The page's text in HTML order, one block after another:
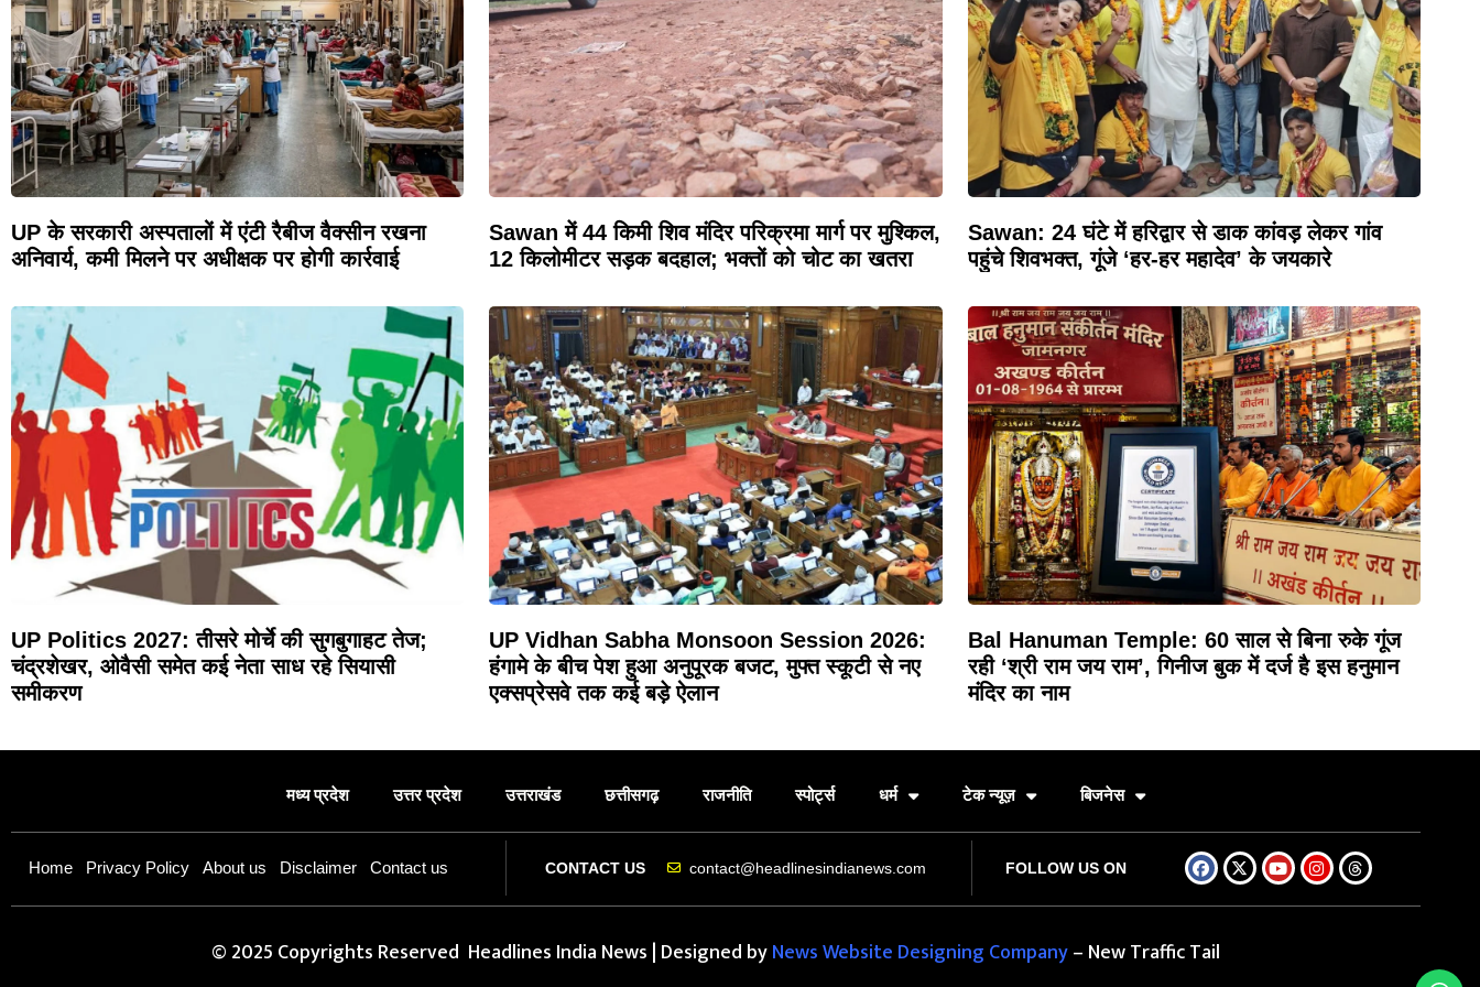
UP के सरकारी अस्पतालों में एंटी रैबीज वैक्सीन रखना
अनिवार्य, कमी मिलने पर अधीक्षक पर होगी कार्रवाई
Sawan में 44 किमी शिव मंदिर परिक्रमा मार्ग पर मुश्किल,
12 किलोमीटर सड़क बदहाल; भक्तों को चोट का खतरा
Sawan: 24 घंटे में हरिद्वार से डाक कांवड़ लेकर गांव
पहुंचे शिवभक्त, गूंजे ‘हर-हर महादेव’ के जयकारे
UP Politics 2027: तीसरे मोर्चे की सुगबुगाहट तेज;
चंद्रशेखर, ओवैसी समेत कई नेता साध रहे सियासी
समीकरण
UP Vidhan Sabha Monsoon Session 2026:
हंगामे के बीच पेश हुआ अनुपूरक बजट, मुफ्त स्कूटी से नए
एक्सप्रेसवे तक कई बड़े ऐलान
Bal Hanuman Temple: 60 साल से बिना रुके गूंज
रही ‘श्री राम जय राम’, गिनीज बुक में दर्ज है इस हनुमान
मंदिर का नाम
मध्य प्रदेश उत्तर प्रदेश उत्तराखंड छत्तीसगढ़ राजनीति स्पोर्ट्स धर्म टेक न्यूज़ बिजनेस
Home Privacy Policy About us Disclaimer Contact us CONTACT US contact@headlinesindianews.com FOLLOW US ON
© 2025 Copyrights Reserved Headlines India News | Designed byNews Website Designing Company– New Traffic Tail